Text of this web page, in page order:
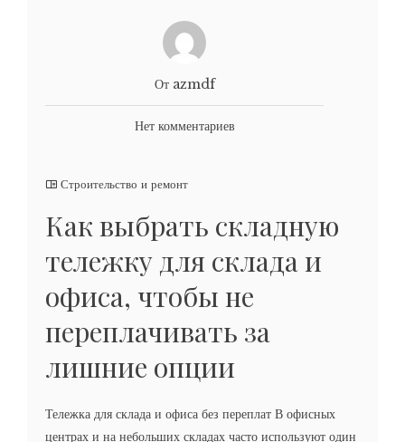
От azmdf
Нет комментариев
Строительство и ремонт
Как выбрать складную
тележку для склада и
офиса, чтобы не
переплачивать за
лишние опции
Тележка для склада и офиса без переплат В офисных
центрах и на небольших складах часто используют один